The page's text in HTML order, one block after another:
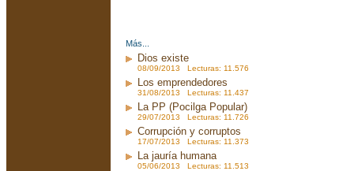
Más...
Dios existe
08/09/2013 Lecturas: 11.576
Los emprendedores
31/08/2013 Lecturas: 11.437
La PP (Pocilga Popular)
29/07/2013 Lecturas: 11.726
Corrupción y corruptos
17/07/2013 Lecturas: 11.373
La jauría humana
05/06/2013 Lecturas: 11.513